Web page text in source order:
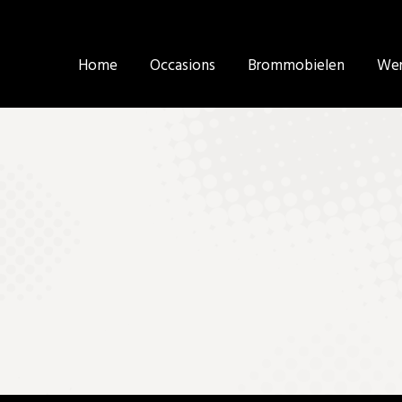
Home Occasions Brommobielen
Home Occasions Brommobielen